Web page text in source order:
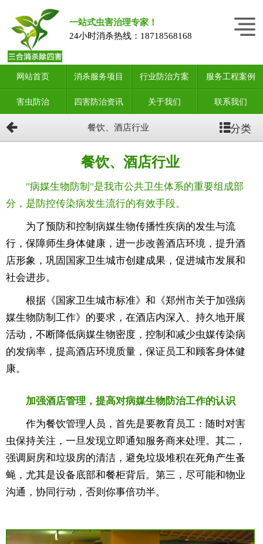
一站式虫害治理专家！
24小时消杀热线： 18718568168
网站首页 消杀服务项目 行业防治方案 服务工程案例
害虫防治 四害防治资讯 关于我们 联系我们
餐饮、酒店行业 分类
餐饮、酒店行业
"病媒生物防制"是我市公共卫生体系的重要组成部
分，是防控传染病发生流行的有效手段。
为了预防和控制病媒生物传播性疾病的发生与流
行，保障师生身体健康，进一步改善酒店环境，提升酒
店形象，巩固国家卫生城市创建成果，促进城市发展和
社会进步。
根据《国家卫生城市标准》和《郑州市关于加强病
媒生物防制工作》的要求，在酒店内深入、持久地开展
活动，不断降低病媒生物密度，控制和减少虫媒传染病
的发病率，提高酒店环境质量，保证员工和顾客身体健
康。
加强酒店管理，提高对病媒生物防治工作的认识
作为餐饮管理人员，首先是要教育员工：随时对害
虫保持关注，一旦发现立即通知服务商来处理。其二，
强调厨房和垃圾房的清洁，避免垃圾堆积在死角产生蚤
蝇，尤其是设备底部和餐柜背后。第三，尽可能和物业
沟通，协同行动，否则你事倍功半。